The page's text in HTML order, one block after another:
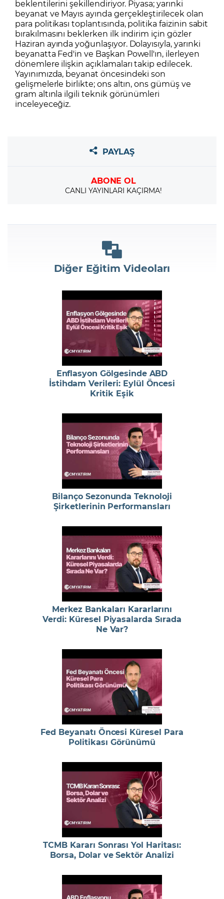
beklentilerini şekillendiriyor. Piyasa; yarınki
beyanat ve Mayıs ayında gerçekleştirilecek olan
para politikası toplantısında, politika faizinin sabit
bırakılmasını beklerken ilk indirim için gözler
Haziran ayında yoğunlaşıyor. Dolayısıyla, yarınki
beyanatta Fed'in ve Başkan Powell'ın, ilerleyen
dönemlere ilişkin açıklamaları takip edilecek.
Yayınımızda, beyanat öncesindeki son
gelişmelerle birlikte; ons altın, ons gümüş ve
gram altınla ilgili teknik görünümleri
inceleyeceğiz.
PAYLAŞ
ABONE OL
CANLI YAYINLARI KAÇIRMA!
Diğer Eğitim Videoları
Enflasyon Gölgesinde ABD
İstihdam Verileri: Eylül Öncesi
Kritik Eşik
Bilanço Sezonunda Teknoloji
Şirketlerinin Performansları
Merkez Bankaları Kararlarını
Verdi: Küresel Piyasalarda Sırada
Ne Var?
Fed Beyanatı Öncesi Küresel Para
Politikası Görünümü
TCMB Kararı Sonrası Yol Haritası:
Borsa, Dolar ve Sektör Analizi